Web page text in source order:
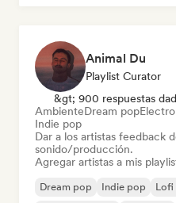
Animal Du
Playlist Curator
&gt; 900 respuestas
AmbienteDream pop
Indie pop
Dar a los artistas feedback
sonido/producción.
Agregar artistas a mis
Dream pop Indie pop Lofi